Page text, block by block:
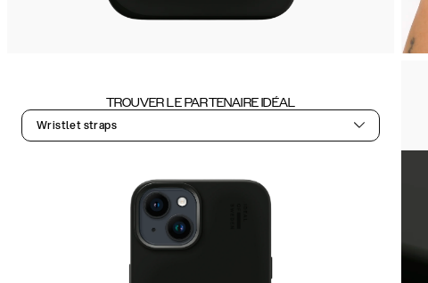
TROUVER LE PARTENAIRE IDÉAL
Wristlet straps